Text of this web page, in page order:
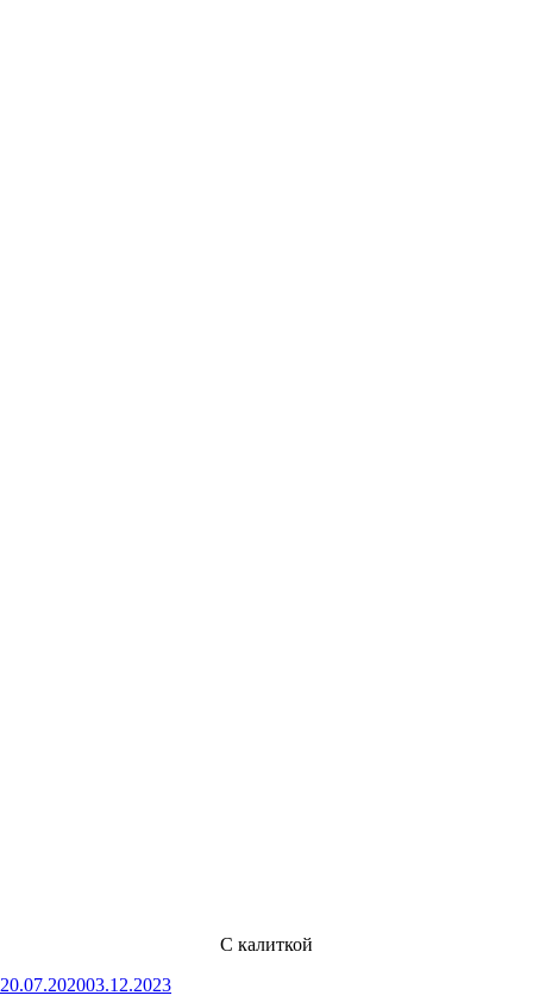
С калиткой
Опубликовано
20.07.202003.12.2023